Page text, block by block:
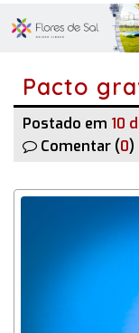
Pacto
Postado em 10
Comentar (0)